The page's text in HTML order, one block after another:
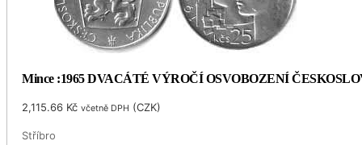
Mince :1965 DVACÁTÉ VÝROČÍ OSVOBOZENÍ
2,115.66 Kč včetně DPH (CZK)
Stříbro